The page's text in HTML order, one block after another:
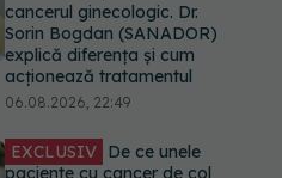
EXCLUSIV De ce unele
paciente cu cancer de col
uterin nu mai ajung la
operație. Dr. Sorin Bogdan
(SANADOR): Intervenția
particulare
06.08.2026, 20:45